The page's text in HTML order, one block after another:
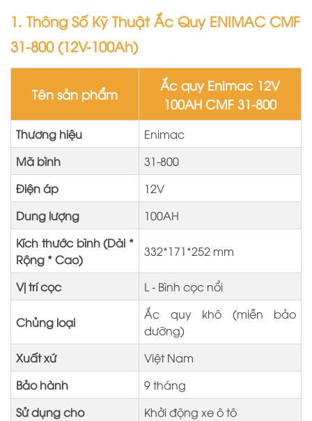
1. Thông Số Kỹ ThuậtẮc Quy ENIMAC CMF
31-800 (12V-100Ah)
Tên sản phẩm
Ắc quy Enimac 12V
100AH CMF 31-800
Thương hiệu
Enimac
Mã bình
31-800
Điện áp
12V
Dung lượng
100AH
Kích thước bình (Dài *
Rộng * Cao)
332*171*252 mm
Vị trí cọc L - Bình cọc nổi
Chủng loại
Ắc quy khô (miễn bảo
dưỡng)
Xuất xứ
Việt Nam
Bảo hành
9tháng
Sử dụng cho
Khởi động xe ô tô